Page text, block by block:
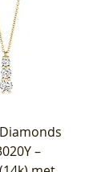
–